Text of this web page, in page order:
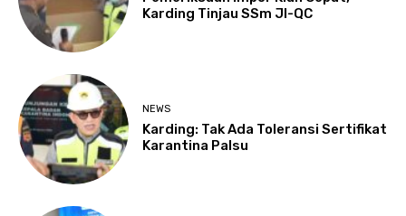
Karding Tinjau SSm JI-QC
NEWS
Karding: Tak Ada Toleransi Sertifikat
Karantina Palsu